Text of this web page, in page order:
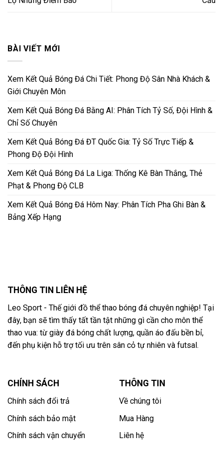
BÀI VIẾT MỚI
Xem Kết Quả Bóng Đá Chi Tiết: Phong Độ Sân Nhà Khách &
Giới Chuyên Môn
Xem Kết Quả Bóng Đá Bằng AI: Phân Tích Tỷ Số, Đội Hình &
Chỉ Số Chuyên
Xem Kết Quả Bóng Đá ĐT Quốc Gia: Tỷ Số Trực Tiếp &
Phong Độ Đội Hình
Xem Kết Quả Bóng Đá La Liga: Thống Kê Bàn Thắng, Thẻ
Phạt & Phong Độ CLB
Xem Kết Quả Bóng Đá Hôm Nay: Phân Tích Pha Ghi Bàn &
Bảng Xếp Hạng
THÔNG TIN LIÊN HỆ
Leo Sport - Thế giới đồ thể thao bóng đá chuyên nghiệp! Tại
đây, bạn sẽ tìm thấy tất tần tật những gì cần cho môn thể
thao vua: từ giày đá bóng chất lượng, quần áo đấu bền bỉ,
đến phụ kiện hỗ trợ tối ưu trên sân cỏ tự nhiên và futsal.
CHÍNH SÁCH
Chính sách đổi trả
Chính sách bảo mật
Chính sách vận chuyển
THÔNG TIN
Về chúng tôi
Mua Hàng
Liên hệ